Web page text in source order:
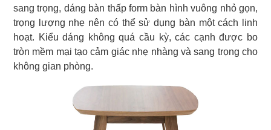
sang trọng, dáng bàn thấp form bàn hình vuông nhỏ gọn,
trọng lượng nhẹ nên có thể sử dụng bàn một cách linh
hoạt. Kiểu dáng không quá cầu kỳ, các cạnh được bo
tròn mềm mại tạo cảm giác nhẹ nhàng và sang trọng cho
không gian phòng.